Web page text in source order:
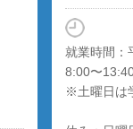
就業時間
8:00〜
※土曜日は